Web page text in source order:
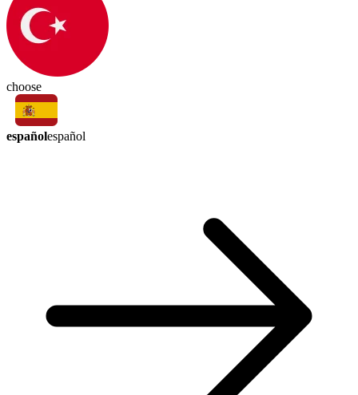
choose
españolespañol